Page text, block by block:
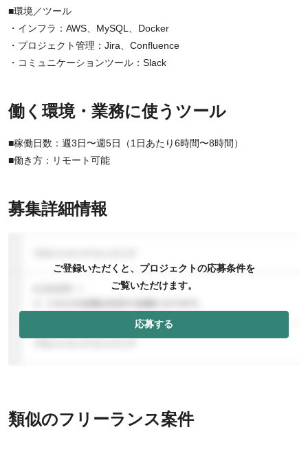
■環境／ツール
・インフラ：AWS、MySQL、Docker
・プロジェクト管理：Jira、Confluence
・コミュニケーションツール：Slack
働く環境・業務に使うツール
■稼働日数：週3日〜週5日（1日あたり6時間〜8時間）
■働き方：リモート可能
募集詳細情報
ご登録いただくと、プロジェクトの応募条件を
ご覧いただけます。
応募する
類似のフリーランス案件